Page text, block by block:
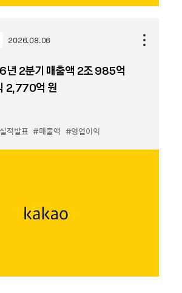
2026.08.06
2분기 매출액 2조 985억
2,770억 원
적발표 #매출액 #영업이익